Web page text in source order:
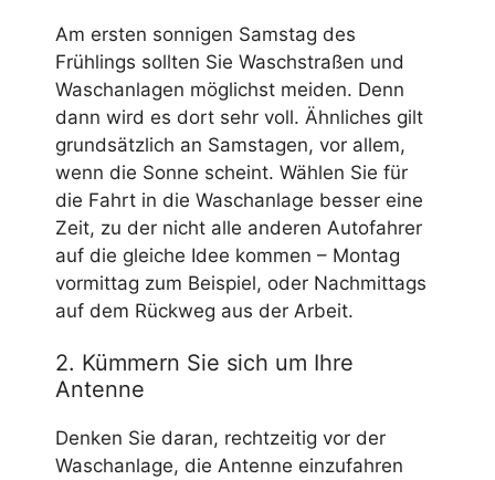
Am ersten sonnigen Samstag des
Frühlings sollten Sie Waschstraßen und
Waschanlagen möglichst meiden. Denn
dann wird es dort sehr voll. Ähnliches gilt
grundsätzlich an Samstagen, vor allem,
wenn die Sonne scheint. Wählen Sie für
die Fahrt in die Waschanlage besser eine
Zeit, zu der nicht alle anderen Autofahrer
auf die gleiche Idee kommen – Montag
vormittag zum Beispiel, oder Nachmittags
auf dem Rückweg aus der Arbeit.
2. Kümmern Sie sich um Ihre
Antenne
Denken Sie daran, rechtzeitig vor der
Waschanlage, die Antenne einzufahren